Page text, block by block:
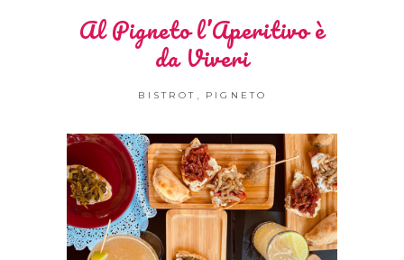
Al Pigneto l’Aperitivo è
da Viveri
BISTROT , PIGNETO